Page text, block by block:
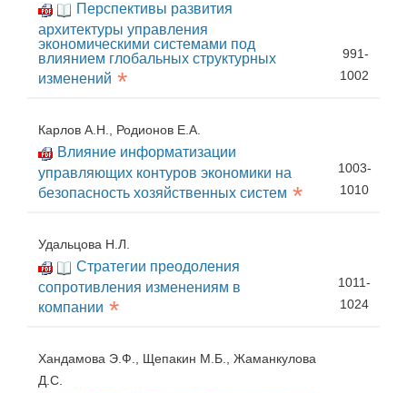
Перспективы развития
архитектуры управления
экономическими системами под
влиянием глобальных структурных
изменений *
991-
1002
Карлов А.Н., Родионов Е.А.
Влияние информатизации
управляющих контуров экономики на
безопасность хозяйственных систем *
1003-
1010
Удальцова Н.Л.
Стратегии преодоления
сопротивления изменениям в
компании *
1011-
1024
Хандамова Э.Ф., Щепакин М.Б., Жаманкулова
Д.С.